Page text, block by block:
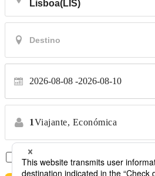
2026-08-08 2026-08-10
1Viajante, Económica
Apenas Voos Diretos *Sem